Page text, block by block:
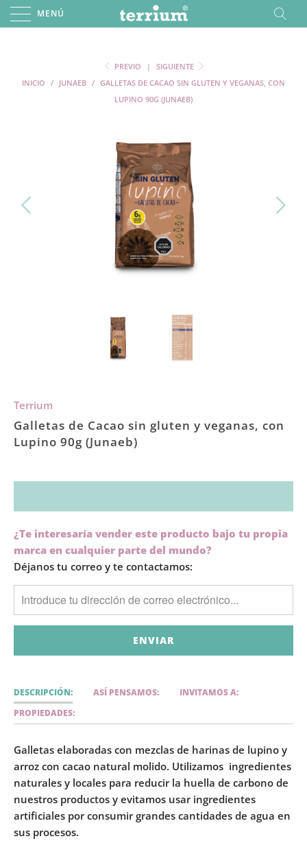
MENÚ
PREVIO |
SIGUIENTE
INICIO / JUNAEB / GALLETAS DE CACAO SIN GLUTEN Y VEGANAS, CON
LUPINO 90G (JUNAEB)
Terrium
Galletas de Cacao sin gluten y veganas, con
Lupino 90g (Junaeb)
TRANSLATION
MISSING:
ES.PRODUCTS.NOTIFY_FORM.DESCRIPTION:
¿Te interesaría vender este producto bajo tu propia
marca en cualquier parte del mundo?
Déjanos tu correo y te contactamos:
DESCRIPCIÓN: ASÍ PENSAMOS:
INVITAMOS A:
PROPIEDADES:
Galletas elaboradas con mezclas de harinas de lupino y
arroz con cacao natural molido. Utilizamos ingredientes
naturales y locales para reducir la huella de carbono de
nuestros productos y evitamos usar ingredientes
artificiales por consumir grandes cantidades de agua en
sus procesos.